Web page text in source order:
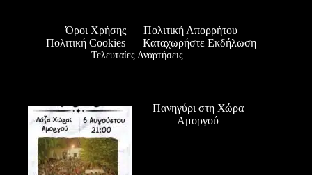
Όροι Χρήσης
Πολιτική Απορρήτου
Πολιτική Cookies
Καταχωρήστε Εκδήλωση
Τελευταίες Αναρτήσεις
Πανηγύρι στη Χώρα
Αμοργού